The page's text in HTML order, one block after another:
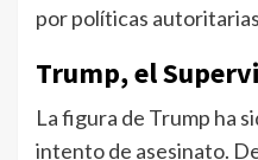
por políticas
Trump, el
La figura de Trump ha
intento de asesinato.